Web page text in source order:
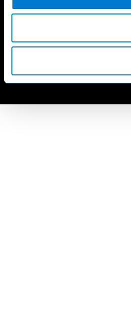
KANGOO kassevogn
MASTER E-Tech kassevogn
TRAFIC E-Tech kassevogn